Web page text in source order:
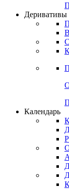
Деривативы
Календарь